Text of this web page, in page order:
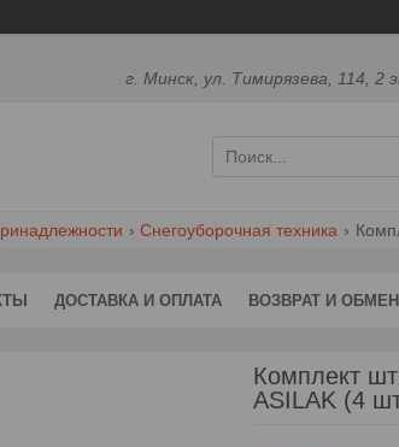
г. Минск, ул. Тимирязева, 114, 2
Снегоуборочная техника
ДОСТАВКА И ОПЛАТА ВОЗВРАТ И ОБМЕН
Комплект
ASILAK (4